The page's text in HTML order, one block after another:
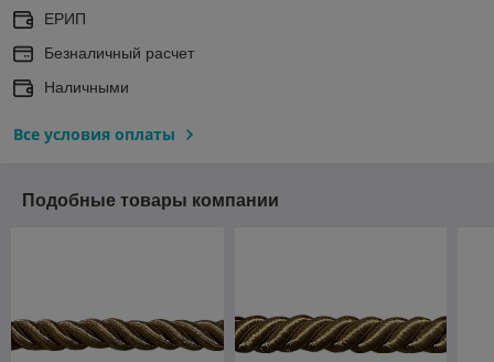
ЕРИП
Безналичный расчет
Наличными
Все условия оплаты
Подобные товары компании